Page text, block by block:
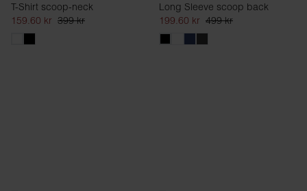
T-Shirt scoop-neck
159.60 kr 399 kr
Long Sleeve scoop back
199.60 kr 499 kr